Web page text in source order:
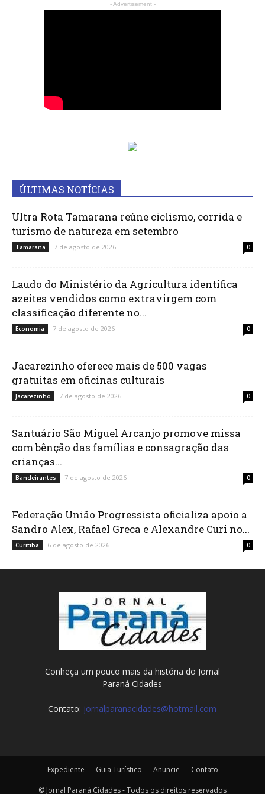
- Advertisement -
ÚLTIMAS NOTÍCIAS
Ultra Rota Tamarana reúne ciclismo, corrida e
turismo de natureza em setembro
Tamarana 7 de agosto de 2026 0
Laudo do Ministério da Agricultura identifica
azeites vendidos como extravirgem com
classificação diferente no...
Economia 7 de agosto de 2026 0
Jacarezinho oferece mais de 500 vagas
gratuitas em oficinas culturais
Jacarezinho 7 de agosto de 2026 0
Santuário São Miguel Arcanjo promove missa
com bênção das famílias e consagração das
crianças...
Bandeirantes 7 de agosto de 2026 0
Federação União Progressista oficializa apoio a
Sandro Alex, Rafael Greca e Alexandre Curi no...
Curitiba 6 de agosto de 2026 0
Conheça um pouco mais da história do Jornal
Paraná Cidades
Contato: jornalparanacidades@hotmail.com
Expediente Guia Turístico Anuncie Contato
© Jornal Paraná Cidades - Todos os direitos reservados